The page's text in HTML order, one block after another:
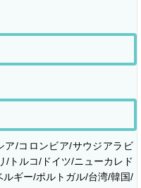
ア/コロンビア/サウジアラビ
/トルコ/ドイツ/ニューカレド
ギー/ポルトガル/台湾/韓国/